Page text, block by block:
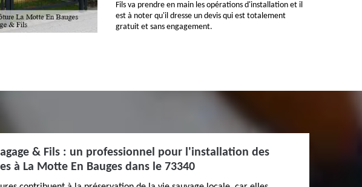
Fils va prendre en main les opérations d'installation et il
est à noter qu'il dresse un devis qui est totalement
gratuit et sans engagement.
& Fils : un professionnel pour l'installation des
à La Motte En Bauges dans le 73340